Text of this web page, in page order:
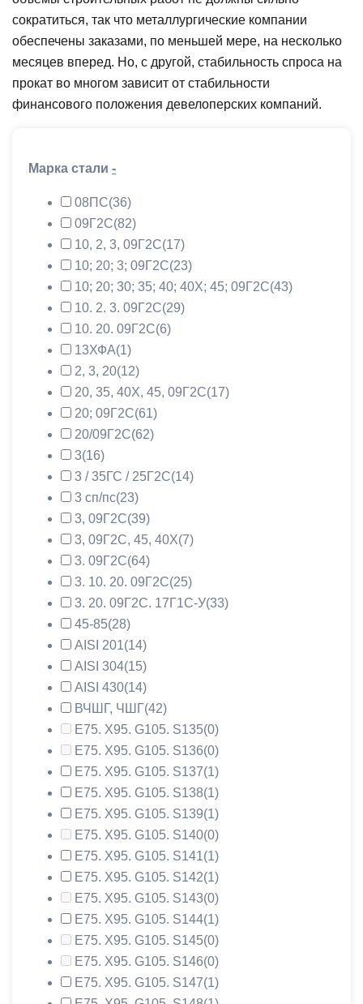
сократиться, так что металлургические компании
обеспечены заказами, по меньшей мере, на несколько
месяцев вперед. Но, с другой, стабильность спроса на
прокат во многом зависит от стабильности
финансового положения девелоперских компаний.
Марка стали -
08ПС(36)
09Г2С(82)
10, 2, 3, 09Г2С(17)
10; 20; 3; 09Г2С(23)
10; 20; 30; 35; 40; 40Х; 45; 09Г2С(43)
10. 2. 3. 09Г2С(29)
10. 20. 09Г2С(6)
13ХФА(1)
2, 3, 20(12)
20, 35, 40Х, 45, 09Г2С(17)
20; 09Г2С(61)
20/09Г2С(62)
3(16)
3 / 35ГС / 25Г2С(14)
3 сп/пс(23)
3, 09Г2С(39)
3, 09Г2С, 45, 40Х(7)
3. 09Г2С(64)
3. 10. 20. 09Г2С(25)
3. 20. 09Г2С. 17Г1С-У(33)
45-85(28)
AISI 201(14)
AISI 304(15)
AISI 430(14)
ВЧШГ, ЧШГ(42)
Е75. Х95. G105. S135(0)
Е75. Х95. G105. S136(0)
Е75. Х95. G105. S137(1)
Е75. Х95. G105. S138(1)
Е75. Х95. G105. S139(1)
Е75. Х95. G105. S140(0)
Е75. Х95. G105. S141(1)
Е75. Х95. G105. S142(1)
Е75. Х95. G105. S143(0)
Е75. Х95. G105. S144(1)
Е75. Х95. G105. S145(0)
Е75. Х95. G105. S146(0)
Е75. Х95. G105. S147(1)